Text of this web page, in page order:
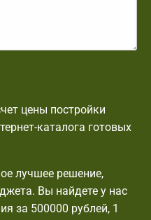
цены постройки
каталога готовых
лучшее решение,
Вы найдете у нас
за 500000 рублей, 1